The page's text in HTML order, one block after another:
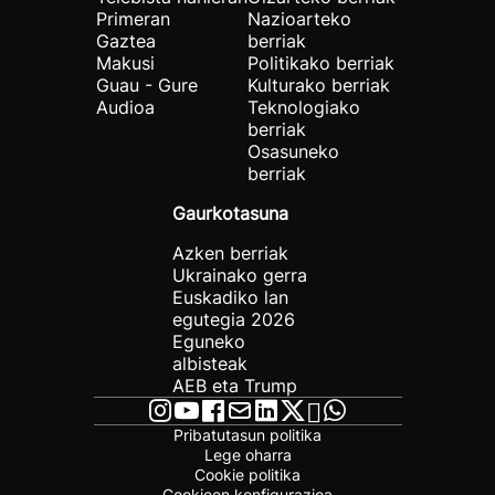
Primeran
Gaztea
Makusi
Guau - Gure
Audioa
Nazioarteko
berriak
Politikako berriak
Kulturako berriak
Teknologiako
berriak
Osasuneko
berriak
Gaurkotasuna
Azken berriak
Ukrainako gerra
Euskadiko lan
egutegia 2026
Eguneko
albisteak
AEB eta Trump
Pribatutasun politika
Lege oharra
Cookie politika